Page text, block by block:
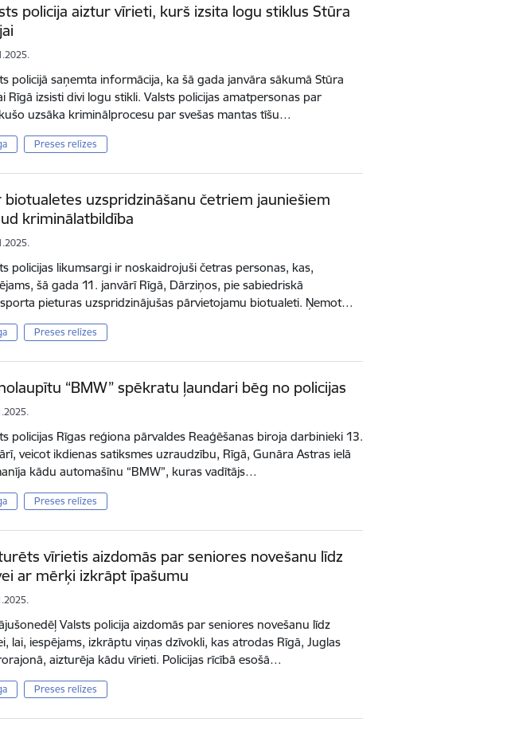
policija aiztur vīrieti, kurš izsita logu stiklus Stūra
policijā saņemta informācija, ka šā gada janvāra sākumā Stūra
Rīgā izsisti divi logu stikli. Valsts policijas amatpersonas par
uzsāka kriminālprocesu par svešas mantas tīšu…
Preses relīzes
biotualetes uzspridzināšanu četriem jauniešiem
kriminālatbildība
policijas likumsargi ir noskaidrojuši četras personas, kas,
šā gada 11. janvārī Rīgā, Dārziņos, pie sabiedriskā
pieturas uzspridzinājušas pārvietojamu biotualeti. Ņemot…
Preses relīzes
“BMW” spēkratu ļaundari bēg no policijas
policijas Rīgas reģiona pārvaldes Reaģēšanas biroja darbinieki 13.
veicot ikdienas satiksmes uzraudzību, Rīgā, Gunāra Astras ielā
kādu automašīnu “BMW”, kuras vadītājs…
Preses relīzes
vīrietis aizdomās par seniores novešanu līdz
ar mērķi izkrāpt īpašumu
Valsts policija aizdomās par seniores novešanu līdz
lai, iespējams, izkrāptu viņas dzīvokli, kas atrodas Rīgā, Juglas
aizturēja kādu vīrieti. Policijas rīcībā esošā…
Preses relīzes